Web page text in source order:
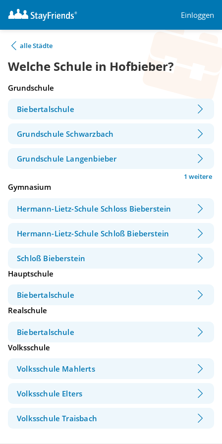
Einloggen
alle Städte
Welche Schule in Hofbieber?
Grundschule
Biebertalschule
Grundschule Schwarzbach
Grundschule Langenbieber
1 weitere
Gymnasium
Hermann-Lietz-Schule Schloss Bieberstein
Hermann-Lietz-Schule Schloß Bieberstein
Schloß Bieberstein
Hauptschule
Biebertalschule
Realschule
Biebertalschule
Volksschule
Volksschule Mahlerts
Volksschule Elters
Volksschule Traisbach